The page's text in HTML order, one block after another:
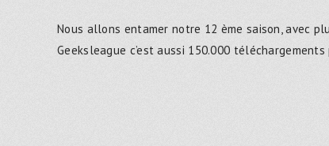
Nous allons entamer notre 12 ème saison, avec
Geeksleague c’est aussi 150.000